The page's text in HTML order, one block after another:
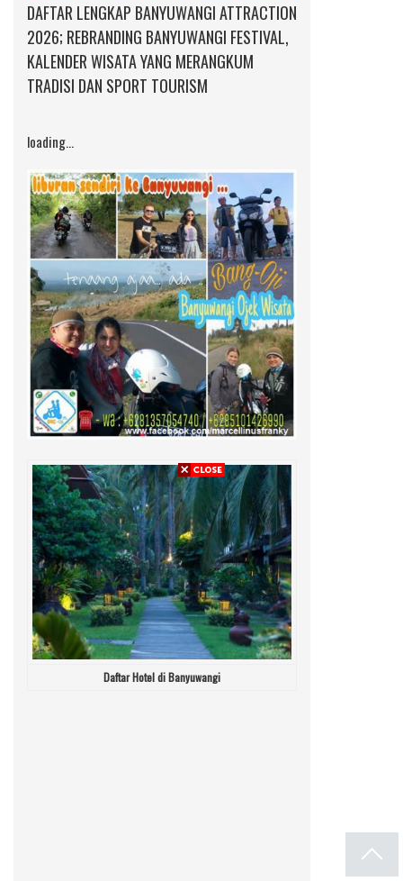
DAFTAR LENGKAP BANYUWANGI ATTRACTION
2026; REBRANDING BANYUWANGI FESTIVAL,
KALENDER WISATA YANG MERANGKUM
TRADISI DAN SPORT TOURISM
loading...
Daftar Hotel di Banyuwangi